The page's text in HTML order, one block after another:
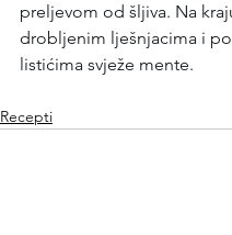
preljevom od šljiva. Na
drobljenim lješnjacima i
listićima svježe mente.
Recepti